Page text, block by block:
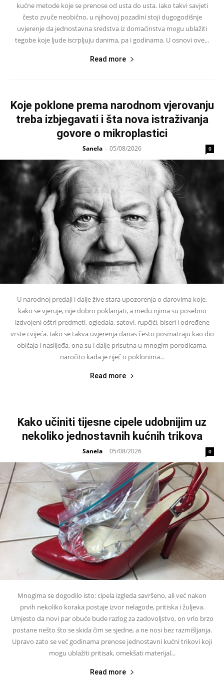
kućne metode koje se prenose od usta do usta. Iako takvi savjeti
često zvuče neobično, u njihovoj pozadini stoji dugogodišnje
uvjerenje da jednostavna sredstva iz domaćinstva mogu ublažiti
tegobe koje ljude iscrpljuju danima, pa i godinama. U osnovi ove...
Read more
Koje poklone prema narodnom vjerovanju
treba izbjegavati i šta nova istraživanja
govore o mikroplastici
Sanela - 05/08/2026 0
U narodnoj predaji i dalje žive stara upozorenja o darovima koje,
kako se vjeruje, nije dobro poklanjati, a među njima su posebno
izdvojeni oštri predmeti, ogledala, satovi, rupčići, biseri i određene
vrste cvijeća. Iako se takva uvjerenja danas često posmatraju kao dio
običaja i naslijeđa, ona su i dalje prisutna u mnogim porodicama,
naročito kada je riječ o poklonima...
Read more
Kako učiniti tijesne cipele udobnijim uz
nekoliko jednostavnih kućnih trikova
Sanela - 05/08/2026 0
Mnogima se dogodilo isto: cipela izgleda savršeno, ali već nakon
prvih nekoliko koraka postaje izvor nelagode, pritiska i žuljeva.
Umjesto da novi par obuće bude razlog za zadovoljstvo, on vrlo brzo
postane nešto što se skida čim se sjedne, a ne nosi bez razmišljanja.
Upravo zato se već godinama prenose jednostavni kućni trikovi koji
mogu ublažiti pritisak, omekšati materijal...
Read more